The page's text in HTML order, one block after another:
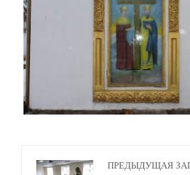
ПРЕДЫДУЩАЯ